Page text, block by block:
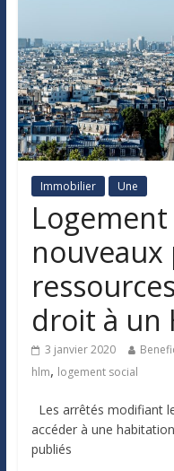
Immobilier Une
Logement
droit à un
3 janvier 2020
hlm, logement social
Les arrêtés modifiant
accéder à une
publiés